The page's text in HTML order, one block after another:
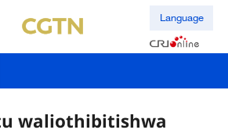
Language
waliothibitishwa